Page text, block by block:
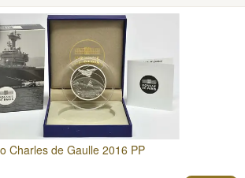
Charles de Gaulle 2016 PP